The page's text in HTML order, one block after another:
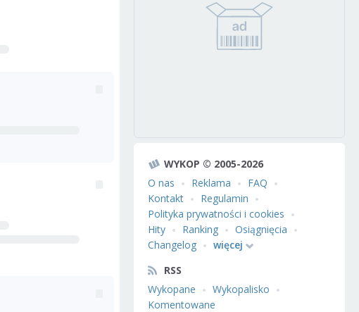
WYKOP © 2005-2026
O nas
Reklama
FAQ
Kontakt
Regulamin
Polityka prywatności i cookies
Hity
Ranking
Osiągnięcia
Changelog
więcej
RSS
Wykopane
Wykopalisko
Komentowane